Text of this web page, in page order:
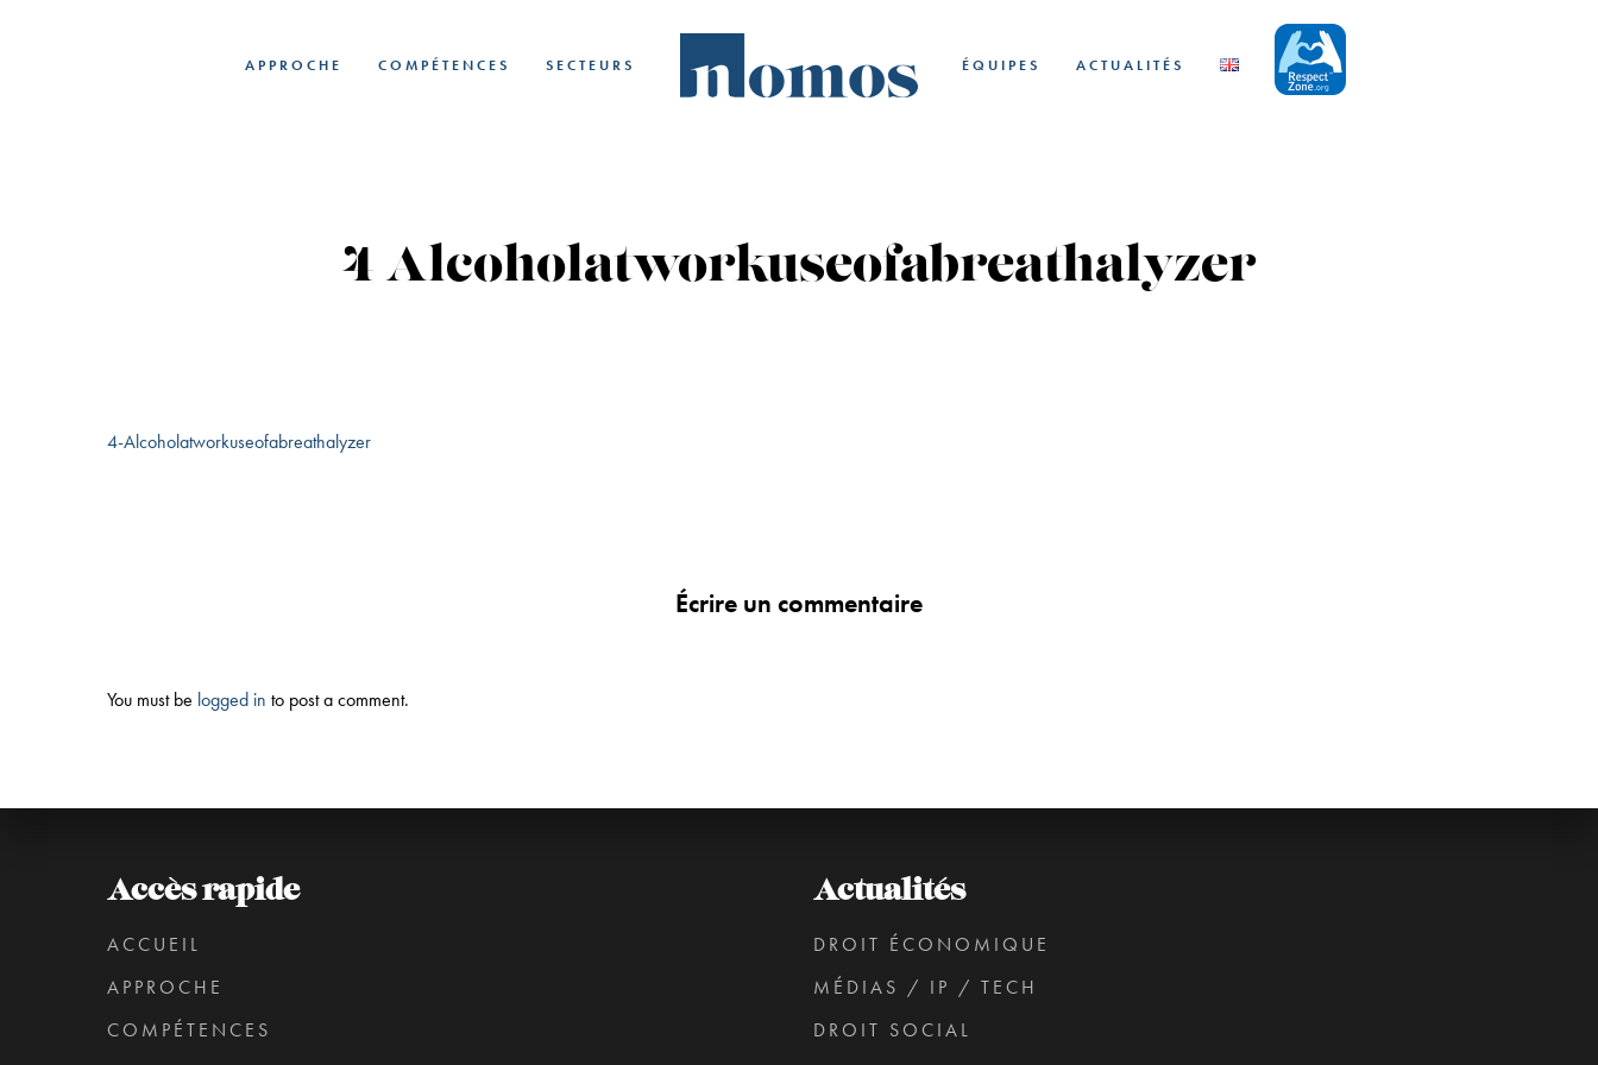
APPROCHE COMPÉTENCES SECTEURS ÉQUIPES ACTUALITÉS
4-Alcoholatworkuseofabreathalyzer
4-Alcoholatworkuseofabreathalyzer
Écrire un commentaire
You must be logged in to post a comment.
Accès rapide
ACCUEIL
APPROCHE
COMPÉTENCES
Actualités
DROIT ÉCONOMIQUE
MÉDIAS / IP / TECH
DROIT SOCIAL